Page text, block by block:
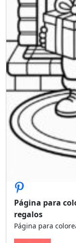
Página para
regalos
Página para